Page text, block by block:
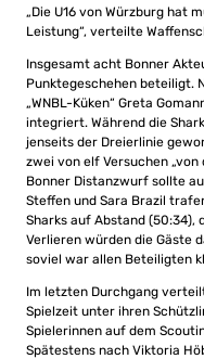
„Die U16 von Würzburg hat
Leistung“, verteilte
Insgesamt acht Bonner
Punktegeschehen beteiligt.
„WNBL-Küken“ Greta
integriert. Während die
jenseits der Dreierlinie
zwei von elf Versuchen
Bonner Distanzwurf sollte
Steffen und Sara Brazil
Sharks auf Abstand (50:34),
Verlieren würden die Gäste
soviel war allen Beteiligten
Im letzten Durchgang
Spielzeit unter ihren
Spielerinnen auf dem
Spätestens nach Viktoria